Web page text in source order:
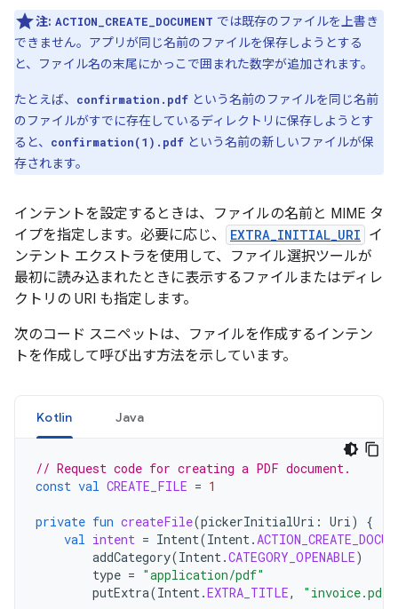
注: ACTION_CREATE_DOCUMENT では既存のファイルを上書き
できません。アプリが同じ名前のファイルを保存しようとする
と、ファイル名の末尾にかっこで囲まれた数字が追加されます。
たとえば、 confirmation.pdf という名前のファイルを同じ名前
のファイルがすでに存在しているディレクトリに保存しようとす
ると、
confirmation(1).pdf という名前の新しいファイルが保
存されます。
インテントを設定するときは、ファイルの名前と MIME タ
イプを指定します。必要に応じ、
EXTRA_INITIAL_URI イ
ンテント エクストラを使用して、ファイル選択ツールが
最初に読み込まれたときに表示するファイルまたはディレ
クトリの URI も指定します。
次のコード スニペットは、ファイルを作成するインテン
トを作成して呼び出す方法を示しています。
Kotlin Java
// Request code for creating a PDF document.
const val CREATE_FILE = 1
private fun createFile(pickerInitialUri : Uri)
{
val intent = Intent(Intent.
addCategory(Intent.CATEGORY_OPENABLE)
type = "application/pdf"
putExtra(Intent.EXTRA_TITLE, "invoice.pdf"